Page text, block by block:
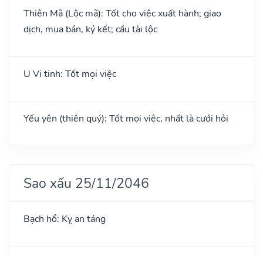
Thiên Mã (Lộc mã): Tốt cho việc xuất hành; giao
dịch, mua bán, ký kết; cầu tài lộc
U Vi tinh: Tốt mọi việc
Yếu yên (thiên quý): Tốt mọi việc, nhất là cưới hỏi
Sao xấu 25/11/2046
Bạch hổ: Kỵ an táng